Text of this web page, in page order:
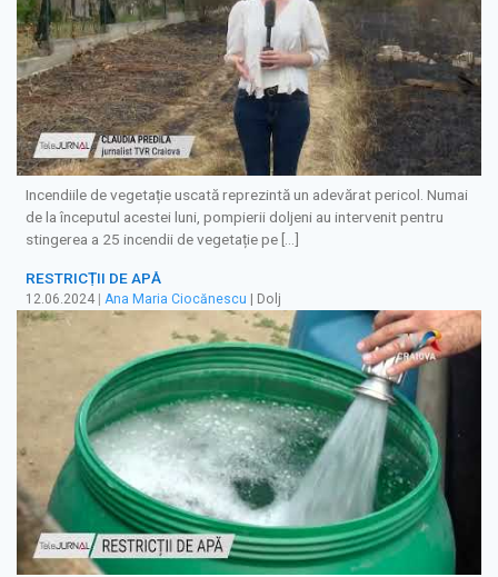
Incendiile de vegetație uscată reprezintă un adevărat pericol. Numai
de la începutul acestei luni, pompierii doljeni au intervenit pentru
stingerea a 25 incendii de vegetație pe […]
RESTRICȚII DE APĂ
12.06.2024 | Ana Maria Ciocănescu | Dolj